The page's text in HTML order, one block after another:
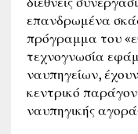
επανδρωμένα
πρόγραμμα του
τεχνογνωσία
ναυπηγείων,
κεντρικό
ναυπηγικής